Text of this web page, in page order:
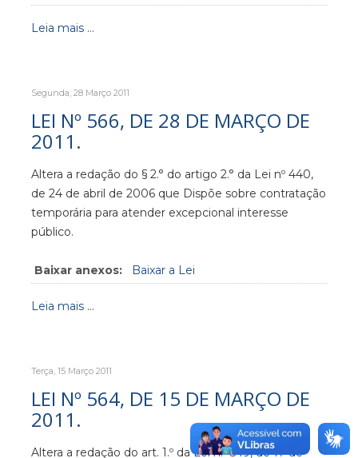
Leia mais ...
Segunda, 28 Março 2011
LEI Nº 566, DE 28 DE MARÇO DE
2011.
Altera a redação do § 2.° do artigo 2.° da Lei nº 440,
de 24 de abril de 2006 que Dispõe sobre contratação
temporária para atender excepcional interesse
público.
Baixar anexos: Baixar a Lei
Leia mais ...
Terça, 15 Março 2011
LEI Nº 564, DE 15 DE MARÇO DE
2011.
Altera a redação do art. 1.º da Lei n.º 549, de 17 de